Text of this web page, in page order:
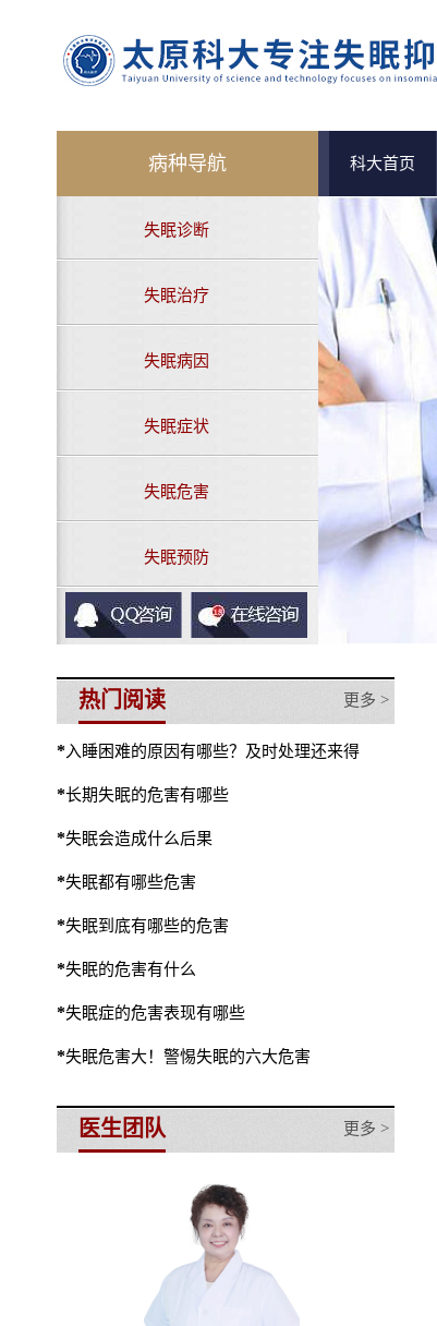
病种导航
失眠诊断
失眠治疗
失眠病因
失眠症状
失眠危害
失眠预防
科大首页
热门阅读 更多 >
*入睡困难的原因有哪些？及时处理还来得
*长期失眠的危害有哪些
*失眠会造成什么后果
*失眠都有哪些危害
*失眠到底有哪些的危害
*失眠的危害有什么
*失眠症的危害表现有哪些
*失眠危害大！警惕失眠的六大危害
医生团队 更多 >